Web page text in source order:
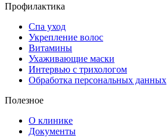
Профилактика
Спа уход
Укрепление волос
Витамины
Ухаживающие маски
Интервью с трихологом
Обработка персональных данных
Полезное
О клинике
Документы